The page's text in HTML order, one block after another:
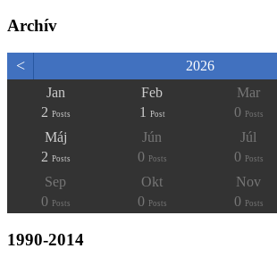
Archív
< 2026
Jan
2 Posts
Feb
1
Post
Mar
0
Posts
Máj
2 Posts
Jún
0
Posts
Júl
0
Posts
Sep
0
Posts
Okt
0
Posts
Nov
0
Posts
1990-2014